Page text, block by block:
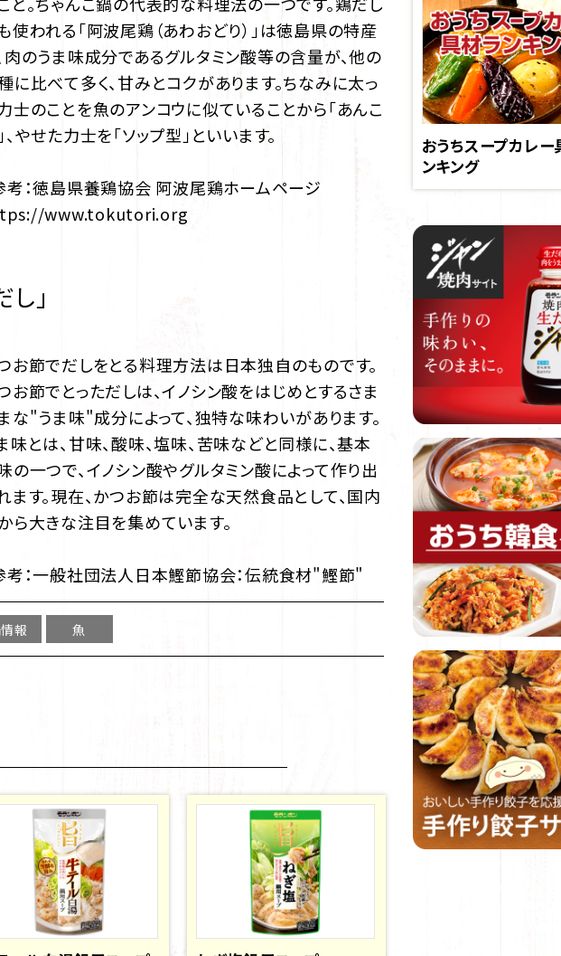
使われる「阿波尾鶏（あわおどり）」は徳島県の特産
肉のうま味成分であるグルタミン酸等の含量が、他の
に比べて多く、甘みとコクがあります。ちなみに太っ
士のことを魚のアンコウに似ていることから「あんこ
、やせた力士を「ソップ型」といいます。
考：徳島県養鶏協会 阿波尾鶏ホームページ
www.tokutori.org
」
お節でだしをとる料理方法は日本独自のものです。
お節でとっただしは、イノシン酸をはじめとするさま
な"うま味"成分によって、独特な味わいがあります。
味とは、甘味、酸味、塩味、苦味などと同様に、基本
の一つで、イノシン酸やグルタミン酸によって作り出
ます。現在、かつお節は完全な天然食品として、国内
ら大きな注目を集めています。
考：一般社団法人日本鰹節協会：伝統食材"鰹節"
報 魚
おうちスープカレー
ンキング